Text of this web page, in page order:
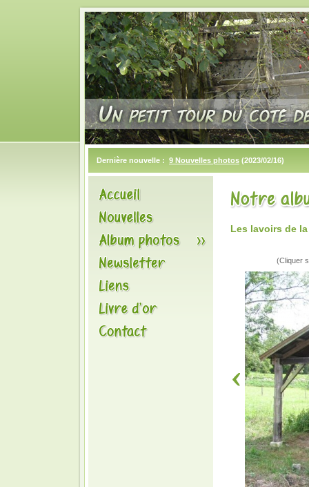
Dernière nouvelle : 9 Nouvelles photos (2023/02/16)
Les lavoirs de
(Cliquer